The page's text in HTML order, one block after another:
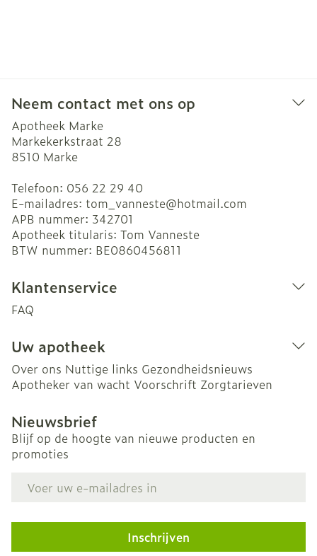
Neem contact met ons op
Apotheek Marke
Markekerkstraat 28
8510 Marke
Telefoon: 056 22 29 40
E-mailadres: tom_vanneste@hotmail.com
APB nummer: 342701
Apotheek titularis: Tom Vanneste
BTW nummer: BE0860456811
Klantenservice
FAQ
Uw apotheek
Over ons Nuttige links Gezondheidsnieuws
Apotheker van wacht Voorschrift Zorgtarieven
Nieuwsbrief
Blijf op de hoogte van nieuwe producten en
promoties
Inschrijven